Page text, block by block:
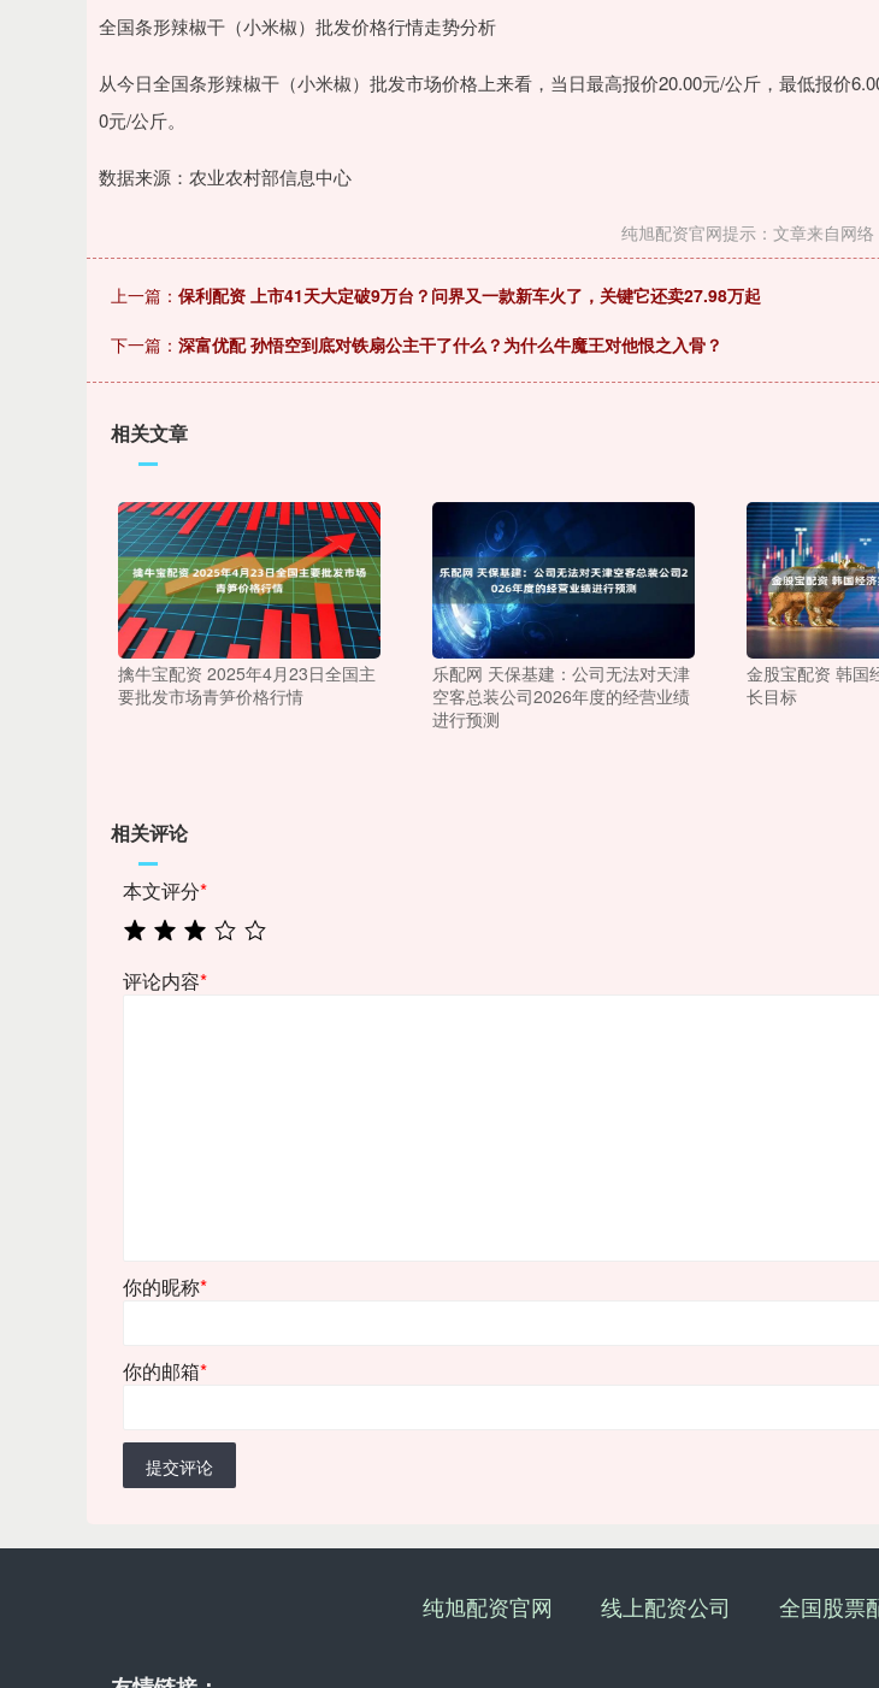
全国条形辣椒干（小米椒）批发价格行情走势分析
从今日全国条形辣椒干（小米椒）批发市场价格上来看，当日最高报价20.00元/公斤，最低报价
0元/公斤。
数据来源：农业农村部信息中心
纯旭配资官网提示：文章来自网络
上一篇： 保利配资 上市41天大定破9万台？问界又一款新车火了，关键它还卖27.98万起
下一篇： 深富优配 孙悟空到底对铁扇公主干了什么？为什么牛魔王对他恨之入骨？
相关文章
擒牛宝配资 2025年4月23日全国主
要批发市场青笋价格行情
乐配网 天保基建：公司无法对天津
空客总装公司2026年度的经营业绩
进行预测
金股宝配资 韩国
长目标
相关评论
本文评分*
评论内容*
你的昵称*
你的邮箱*
提交评论
纯旭配资官网 线上配资公司 全国股票